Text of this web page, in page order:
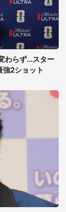
わらず...スター
2ショット